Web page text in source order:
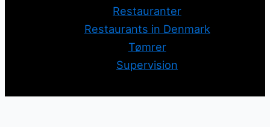
Restauranter
Restaurants in Denmark
Tømrer
Supervision